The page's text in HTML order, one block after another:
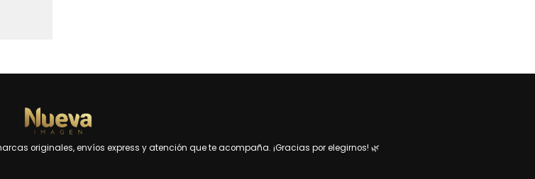
originales, envíos express y atención que te acompaña. ¡Gracias por elegirnos! 🌿